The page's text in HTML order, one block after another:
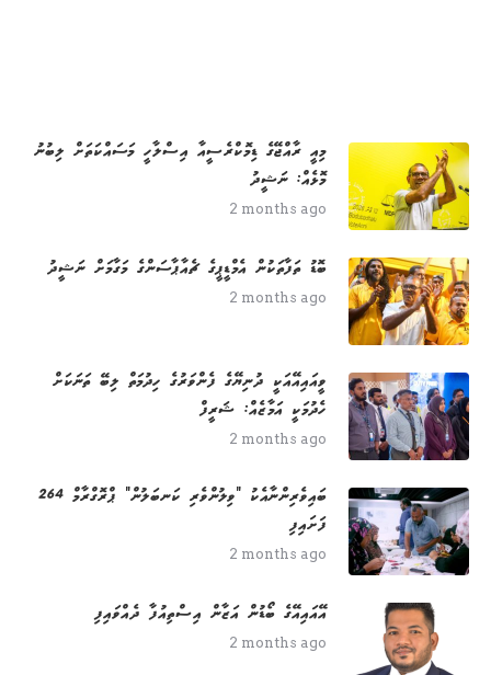
މިއީ ރާއްޖޭގެ ޑިމޮކްރެސީއާ އިސްލާހީ މަސައްކަތަށް ލިބުނު
މޮޅެއް: ނަޝީދު
2 months ago
ބޮޑު ތަފާތަކުން އެމްޑީޕީގެ ޗެއާޕާސަންގެ މަގާމަށް ނަޝީދު
2 months ago
ވީއައިއޭއަކީ ދުނިޔޭގެ ފެންވަރުގެ ހިދުމަތް ލިބޭ ތަނަކަށް
ހެދުމަކީ އަމާޒެއް: ޝަރީފް
2 months ago
264 ބައިވެރިންނާއެކު "ވިލުންވެރި ކަނބަލުން" ޕްރޮގްރާމް
ފަށައިފި
2 months ago
އޭއައިއޭގެ ބޯޑުން އަޒާން އިސްތިއުފާ ދެއްވައިފި
2 months ago